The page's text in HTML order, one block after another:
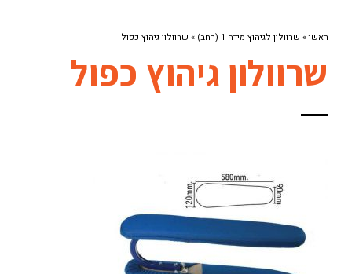
ראשי» שרוולון לגיהוץ מידה 1 (רחב) » שרוולון גיהוץ כפול
שרוולון גיהוץ כפול